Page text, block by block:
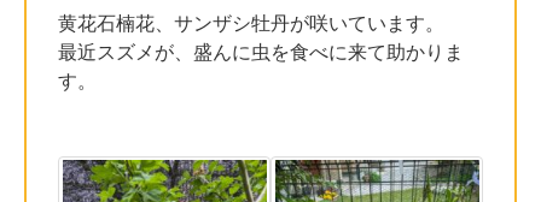
黄花石楠花、サンザシ牡丹が咲いています。
最近スズメが、盛んに虫を食べに来て助かりま
す。